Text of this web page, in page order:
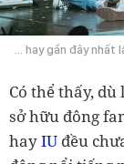
... hay gần đây nhất
Có thể thấy,
sở hữu đông
hayIU đều